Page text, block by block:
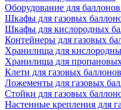
Оборудование для баллонов
Шкафы для газовых
Шкафы для кислородных
Контейнеры для газовых
Хранилища для
Хранилища для
Клети для газовых баллонов
Ложементы для газовых
Стойки для газовых
Настенные крепления для